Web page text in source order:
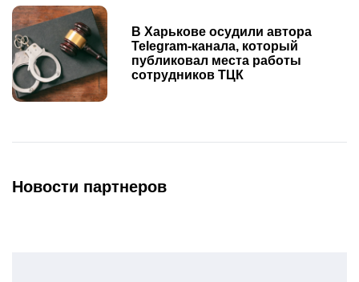
В Харькове осудили автора
Telegram-канала, который
публиковал места работы
сотрудников ТЦК
Новости партнеров